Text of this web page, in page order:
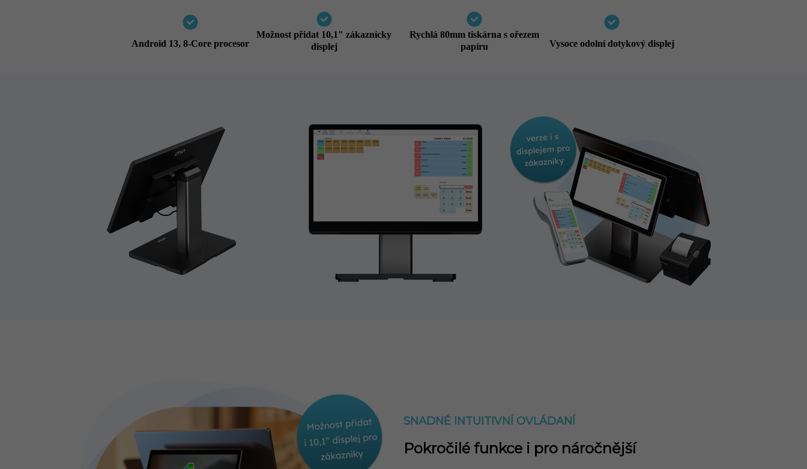
Android 13, 8-Core procesor
Možnost přidat 10,1" zákaznícky
displej
Rychlá 80mm tiskárna s ořezem
papíru
Vysoce odolní dotykový displej
SNADNÉ INTUITIVNÍ OVLÁDANÍ
Pokročilé funkce i pro náročnější